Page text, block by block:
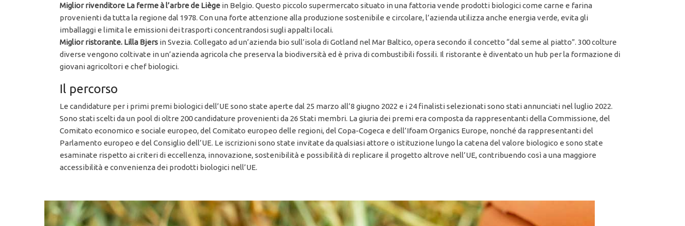
Miglior rivenditore La ferme à l’arbre de Liège in Belgio. Questo piccolo supermercato situato in una fattoria vende prodotti biologici come carne e farina
provenienti da tutta la regione dal 1978. Con una forte attenzione alla produzione sostenibile e circolare, l’azienda utilizza anche energia verde, evita gli
imballaggi e limita le emissioni dei trasporti concentrandosi sugli appalti locali.
Miglior ristorante. Lilla Bjers in Svezia. Collegato ad un’azienda bio sull’isola di Gotland nel Mar Baltico, opera secondo il concetto “dal seme al piatto”. 300 colture
diverse vengono coltivate in un’azienda agricola che preserva la biodiversità ed è priva di combustibili fossili. Il ristorante è diventato un hub per la formazione di
giovani agricoltori e chef biologici.
Il percorso
Le candidature per i primi premi biologici dell’UE sono state aperte dal 25 marzo all’8 giugno 2022 e i 24 finalisti selezionati sono stati annunciati nel luglio 2022.
Sono stati scelti da un pool di oltre 200 candidature provenienti da 26 Stati membri. La giuria dei premi era composta da rappresentanti della Commissione, del
Comitato economico e sociale europeo, del Comitato europeo delle regioni, del Copa-Cogeca e dell’Ifoam Organics Europe, nonché da rappresentanti del
Parlamento europeo e del Consiglio dell’UE. Le iscrizioni sono state invitate da qualsiasi attore o istituzione lungo la catena del valore biologico e sono state
esaminate rispetto ai criteri di eccellenza, innovazione, sostenibilità e possibilità di replicare il progetto altrove nell’UE, contribuendo così a una maggiore
accessibilità e convenienza dei prodotti biologici nell’UE.